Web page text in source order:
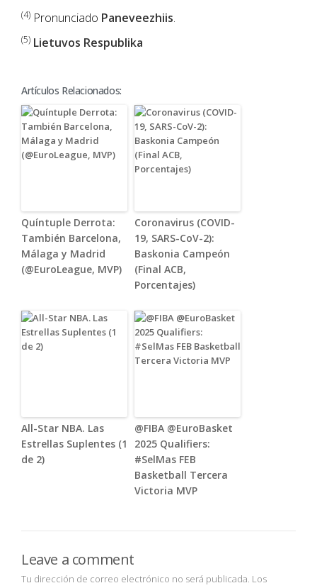
(4) Pronunciado Paneveezhiis.
(5) Lietuvos Respublika
Artículos Relacionados:
Quíntuple Derrota:
También Barcelona,
Málaga y Madrid
(@EuroLeague, MVP)
Coronavirus (COVID-
19, SARS-CoV-2):
Baskonia Campeón
(Final ACB,
Porcentajes)
All-Star NBA. Las
Estrellas Suplentes (1
de 2)
@FIBA @EuroBasket
2025 Qualifiers:
#SelMas FEB
Basketball Tercera
Victoria MVP
Leave a comment
Tu dirección de correo electrónico no será publicada. Los